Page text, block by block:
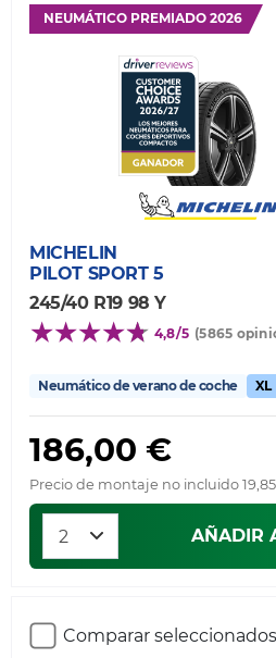
NEUMÁTICO PREMIADO 2026
MICHELIN
PILOT SPORT 5
245/40 R19 98 Y
4,8/5 (5865
Neumático de verano de coche XL
186,00 €
Precio de montaje no incluido
AÑADIR
Comparar seleccionados